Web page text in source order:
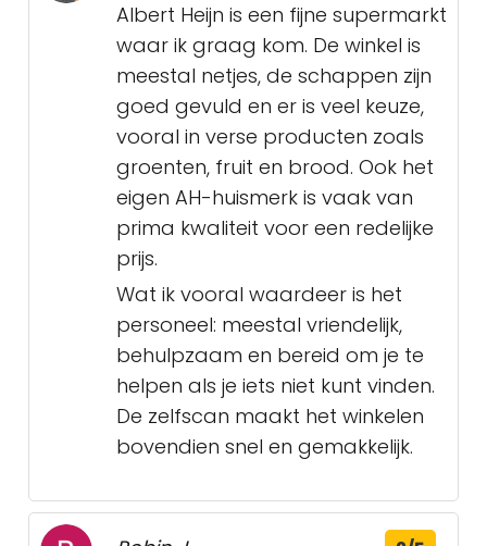
Albert Heijn is een fijne supermarkt
waar ik graag kom. De winkel is
meestal netjes, de schappen zijn
goed gevuld en er is veel keuze,
vooral in verse producten zoals
groenten, fruit en brood. Ook het
eigen AH-huismerk is vaak van
prima kwaliteit voor een redelijke
prijs.
Wat ik vooral waardeer is het
personeel: meestal vriendelijk,
behulpzaam en bereid om je te
helpen als je iets niet kunt vinden.
De zelfscan maakt het winkelen
bovendien snel en gemakkelijk.